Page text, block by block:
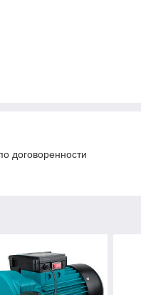
договоренности